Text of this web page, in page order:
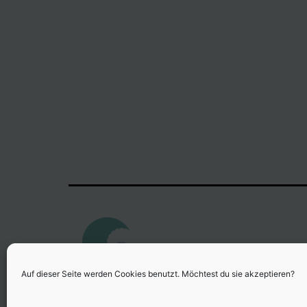
Auf dieser Seite werden Cookies benutzt. Möchtest du sie akzeptieren?